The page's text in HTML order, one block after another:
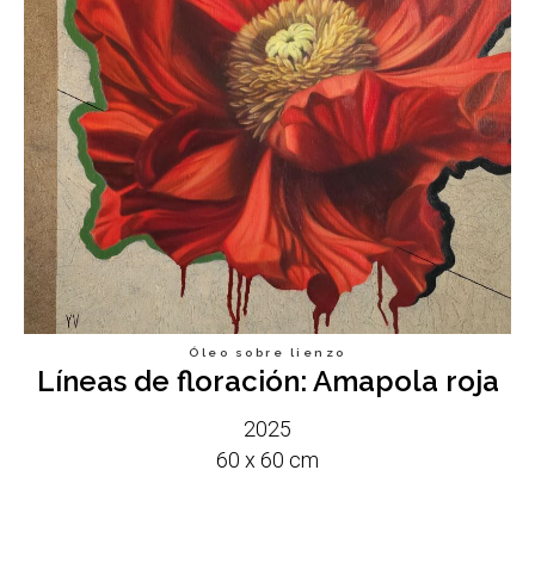
Óleo sobre lienzo
Líneas de floración: Amapola roja
2025
60 x 60 cm